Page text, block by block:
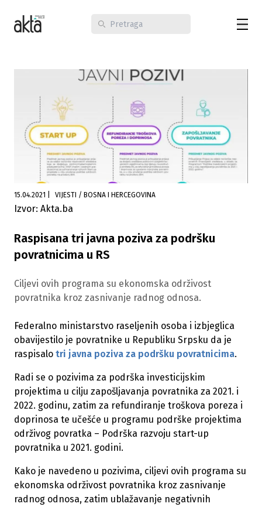
15.04.2021 VIJESTI / BOSNA I HERCEGOVINA
Izvor: Akta.ba
Raspisana tri javna poziva za podršku
povratnicima u RS
Ciljevi ovih programa su ekonomska održivost
povratnika kroz zasnivanje radnog odnosa.
Federalno ministarstvo raseljenih osoba i izbjeglica
obavijestilo je povratnike u Republiku Srpsku da je
raspisalo tri javna poziva za podršku povratnicima.
Radi se o pozivima za podrška investicijskim
projektima u cilju zapošljavanja povratnika za 2021. i
2022. godinu, zatim za refundiranje troškova poreza i
doprinosa te učešće u programu podrške projektima
održivog povratka – Podrška razvoju start-up
povratnika u 2021. godini.
Kako je navedeno u pozivima, ciljevi ovih programa su
ekonomska održivost povratnika kroz zasnivanje
radnog odnosa, zatim ublažavanje negativnih